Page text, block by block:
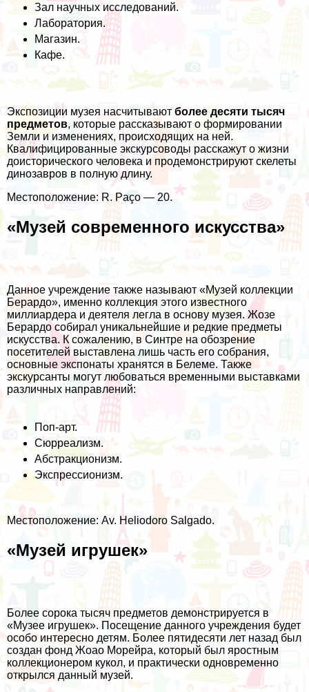
Зал научных исследований.
Лаборатория.
Магазин.
Кафе.
Экспозиции музея насчитывают более десяти тысяч
предметов, которые рассказывают о формировании
Земли и изменениях, происходящих на ней.
Квалифицированные экскурсоводы расскажут о жизни
доисторического человека и продемонстрируют скелеты
динозавров в полную длину.
Местоположение: R. Paço — 20.
«Музей современного искусства»
Данное учреждение также называют «Музей коллекции
Берардо», именно коллекция этого известного
миллиардера и деятеля легла в основу музея. Жозе
Берардо собирал уникальнейшие и редкие предметы
искусства. К сожалению, в Синтре на обозрение
посетителей выставлена лишь часть его собрания,
основные экспонаты хранятся в Белеме. Также
экскурсанты могут любоваться временными выставками
различных направлений:
Поп-арт.
Сюрреализм.
Абстракционизм.
Экспрессионизм.
Местоположение: Av. Heliodoro Salgado.
«Музей игрушек»
Более сорока тысяч предметов демонстрируется в
«Музее игрушек». Посещение данного учреждения будет
особо интересно детям. Более пятидесяти лет назад был
создан фонд Жоао Морейра, который был яростным
коллекционером кукол, и практически одновременно
открылся данный музей.